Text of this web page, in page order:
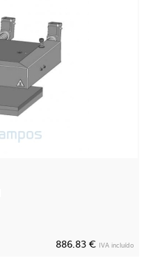
886.83 € IVA incluído